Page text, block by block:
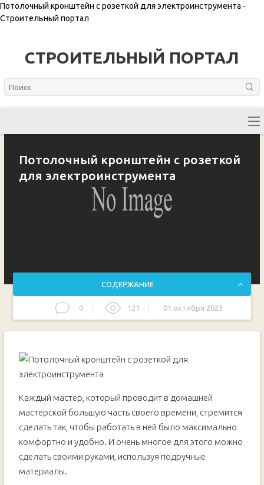
Потолочный кронштейн с розеткой для электроинструмента -
Строительный портал
СТРОИТЕЛЬНЫЙ ПОРТАЛ
Потолочный кронштейн с розеткой
для электроинструмента
СОДЕРЖАНИЕ
0 121 01 октября 2023
Каждый мастер, который проводит в домашней
мастерской большую часть своего времени, стремится
сделать так, чтобы работать в ней было максимально
комфортно и удобно. И очень многое для этого можно
сделать своими руками, используя подручные
материалы.